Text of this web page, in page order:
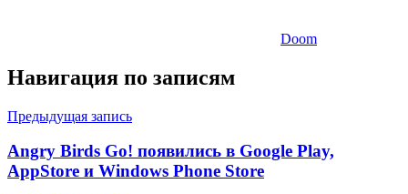
Doom
Навигация по записям
Предыдущая запись
Angry Birds Go! появились в Google Play,
AppStore и Windows Phone Store